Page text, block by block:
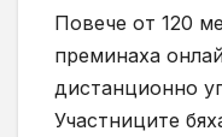
Повече от 120
преминаха
дистанционно
Участниците